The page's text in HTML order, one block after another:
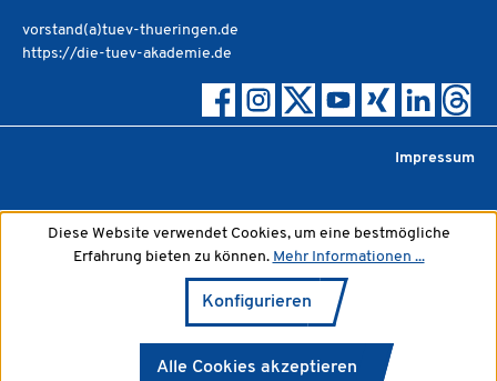
vorstand(a)tuev-thueringen.de
https://die-tuev-akademie.de
Impressum
Diese Website verwendet Cookies, um eine bestmögliche
Erfahrung bieten zu können. Mehr Informationen ...
Konfigurieren
Alle Cookies akzeptieren